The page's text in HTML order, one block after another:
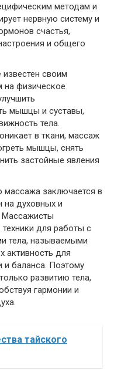
методам и
нервную систему и
счастья,
и общего
своим
на физическое
мышцы и суставы,
тела.
в ткани, массаж
мышцы, снять
застойные явления
массажа заключается в
на духовных и
Массажисты
для работы с
тела, называемыми
активность для
и баланса. Поэтому
развитию тела,
гармонии и
тайского